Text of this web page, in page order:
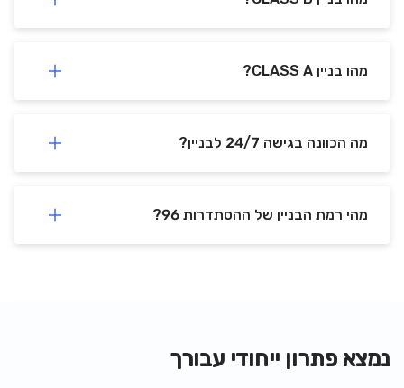
מהו בניין CLASS A?
מה הכוונה בגישה 24/7 לבניין?
מהי רמת הבניין של ההסתדרות 96?
נמצא פתרון ייחודי עבורך